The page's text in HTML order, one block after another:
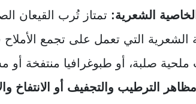
الشعرية: تمتاز تُرب القيعان
الشعرية التي تعمل على تجمع
صلبة، أو طبوغرافيا منتفخة أو
مظاهر الترطيب والتجفيف أو الانتفاخ